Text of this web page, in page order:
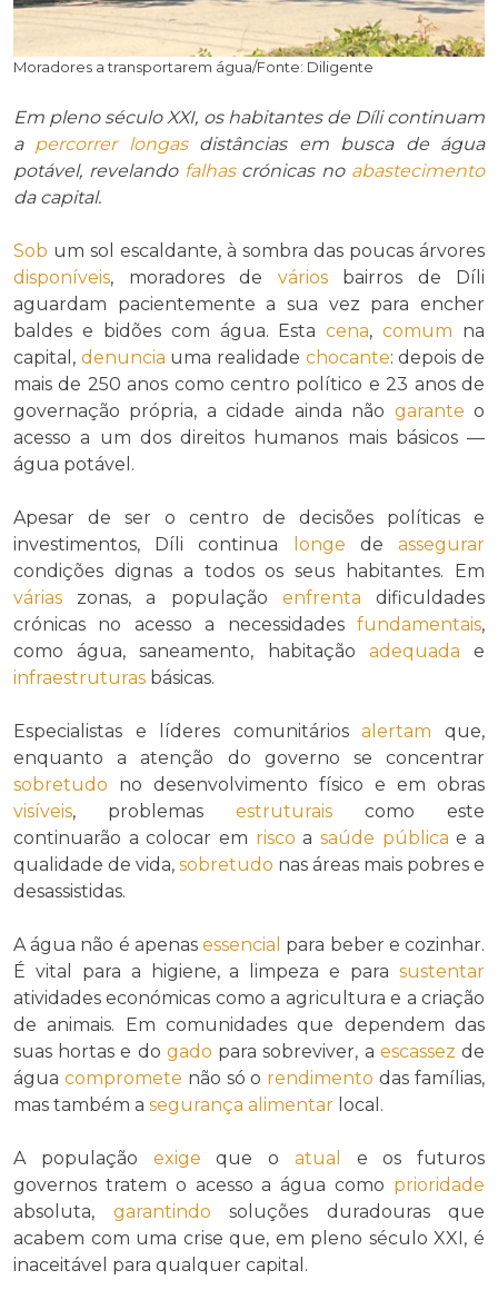
Moradores a transportarem água/Fonte: Diligente
Em pleno século XXI, os habitantes de Díli continuam
a percorrer longasdistâncias em busca de água
potável, revelando falhascrónicas no abastecimento
da capital.
Sob um sol escaldante, à sombra das poucas árvores
disponíveis, moradores de váriosbairros de Díli
aguardam pacientemente a sua vez para encher
baldes e bidões com água. Estacena,comum na
capital, denuncia uma realidade chocante: depois de
mais de 250 anos como centro político e 23 anos de
governação própria, a cidade ainda não garante o
acesso a um dos direitos humanos mais básicos —
água potável.
Apesar de ser o centro de decisões políticas e
investimentos, Díli continua
longe deassegurar
condições dignas a todos os seus habitantes. Em
várias zonas, a população enfrenta dificuldades
crónicas no acesso a necessidades fundamentais,
como água, saneamento, habitação adequada e
infraestruturas básicas.
Especialistas e líderes comunitáriosalertam que,
enquanto a atenção do governo se concentrar
sobretudo no desenvolvimento físico e em obras
visíveis, problemas estruturais como este
continuarão a colocar em risco asaúde pública e a
qualidade de vida, sobretudo nas áreas mais pobres e
desassistidas.
A água não é apenasessencial para beber e cozinhar.
É vital para a higiene, a limpeza e para sustentar
atividades económicas como a agricultura e a criação
de animais. Em comunidades que dependem das
suas hortas e do gado para sobreviver, a escassez de
água compromete não só o rendimento das famílias,
mas também a segurança alimentar local.
A população exige que o atual
e os futuros
governos tratem o acesso a água como prioridade
absoluta, garantindo soluções duradouras que
acabem com uma crise que, em pleno século XXI, é
inaceitável para qualquer capital.